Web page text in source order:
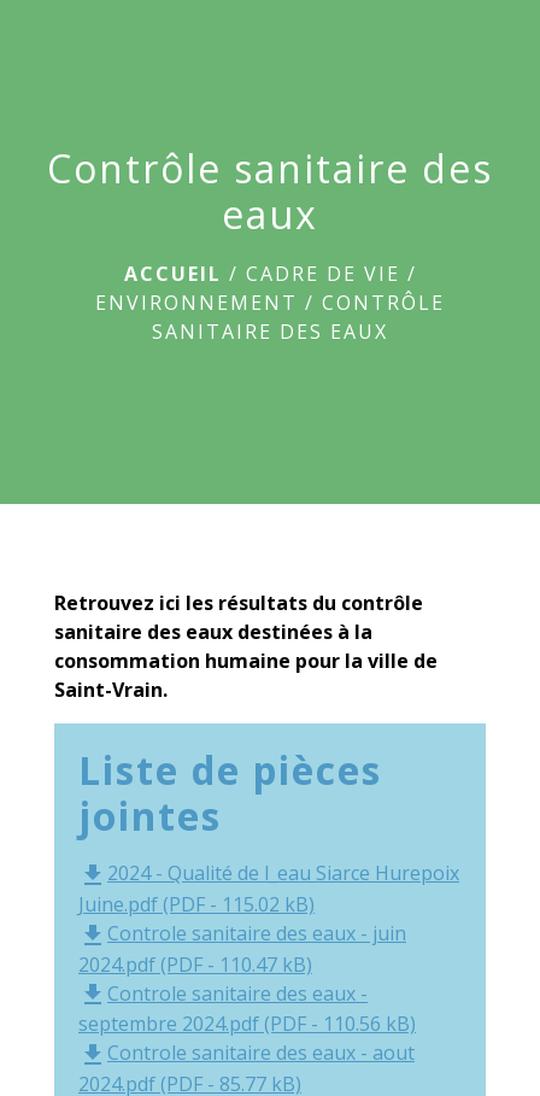
Contrôle sanitaire des
eaux
ACCUEIL / CADRE DE VIE /
ENVIRONNEMENT / CONTRÔLE
SANITAIRE DES EAUX
Retrouvez ici les résultats du contrôle
sanitaire des eaux destinées à la
consommation humaine pour la ville de
Saint-Vrain.
Liste de pièces
jointes
file_download 2024 - Qualité de l_eau Siarce Hurepoix
Juine.pdf (PDF - 115.02 kB)
file_download Controle sanitaire des eaux - juin
2024.pdf (PDF - 110.47 kB)
file_download Controle sanitaire des eaux -
septembre 2024.pdf (PDF - 110.56 kB)
file_download Controle sanitaire des eaux - aout
2024.pdf (PDF - 85.77 kB)